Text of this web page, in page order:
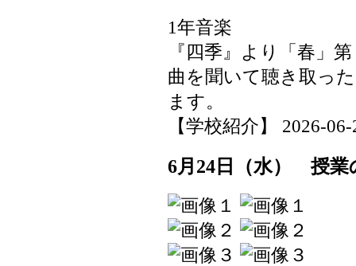
1年音楽
『四季』より「春」
曲を聞いて聴き取っ
ます。
【学校紹介】 2026-
6月24日（水） 授業